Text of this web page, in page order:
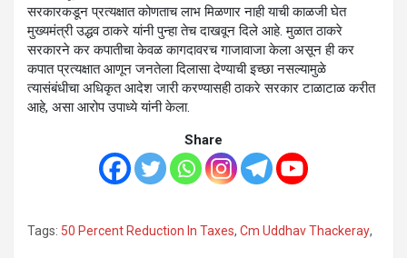
सरकारकडून प्रत्यक्षात कोणताच लाभ मिळणार नाही याची काळजी घेत
मुख्यमंत्री उद्धव ठाकरे यांनी पुन्हा तेच दाखवून दिले आहे. मुळात ठाकरे
सरकारने कर कपातीचा केवळ कागदावरच गाजावाजा केला असून ही कर
कपात प्रत्यक्षात आणून जनतेला दिलासा देण्याची इच्छा नसल्यामुळे
त्यासंबंधीचा अधिकृत आदेश जारी करण्यासही ठाकरे सरकार टाळाटाळ करीत
आहे, असा आरोप उपाध्ये यांनी केला.
Share
Tags: 50 Percent Reduction In Taxes, Cm Uddhav Thackeray,